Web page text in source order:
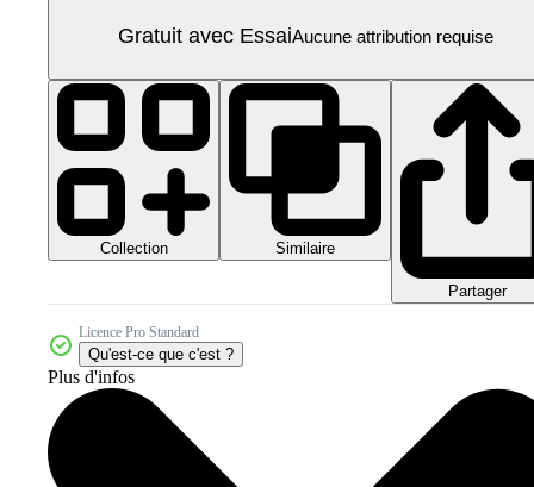
Gratuit avec EssaiAucune attribution requise
Collection Similaire
Partager
Licence Pro Standard
Qu'est-ce que c'est ?
Plus d'infos